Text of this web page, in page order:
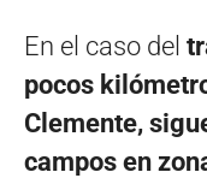
En el caso del
pocos
Clemente,
campos en